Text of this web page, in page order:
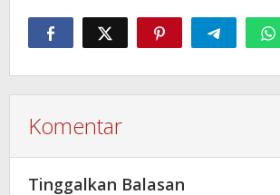
Komentar
Tinggalkan Balasan